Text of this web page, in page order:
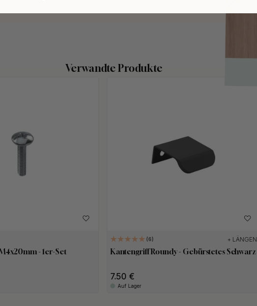
Verwandte Produkte
- 1er-Set
6 + LÄNGEN
Kantengriff Roundy - Gebürstetes Schwarz
7.50
Auf Lager